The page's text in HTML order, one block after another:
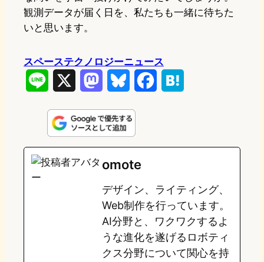
観測データが届く日を、私たちも一緒に待ちた
いと思います。
スペーステクノロジーニュース
n
e
s
t
o
d
o
n
u
e
s
y
e
o
o
k
e
a
omote
デザイン、ライティング、
Web制作を行っています。
AI分野と、ワクワクするよ
うな進化を遂げるロボティ
クス分野について関心を持